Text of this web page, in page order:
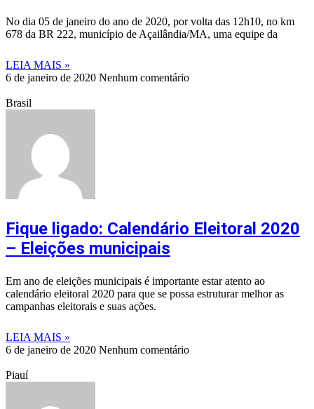
No dia 05 de janeiro do ano de 2020, por volta das 12h10, no km
678 da BR 222, município de Açailândia/MA, uma equipe da
LEIA MAIS »
6 de janeiro de 2020 Nenhum comentário
Brasil
Fique ligado: Calendário Eleitoral 2020
– Eleições municipais
Em ano de eleições municipais é importante estar atento ao
calendário eleitoral 2020 para que se possa estruturar melhor as
campanhas eleitorais e suas ações.
LEIA MAIS »
6 de janeiro de 2020 Nenhum comentário
Piauí